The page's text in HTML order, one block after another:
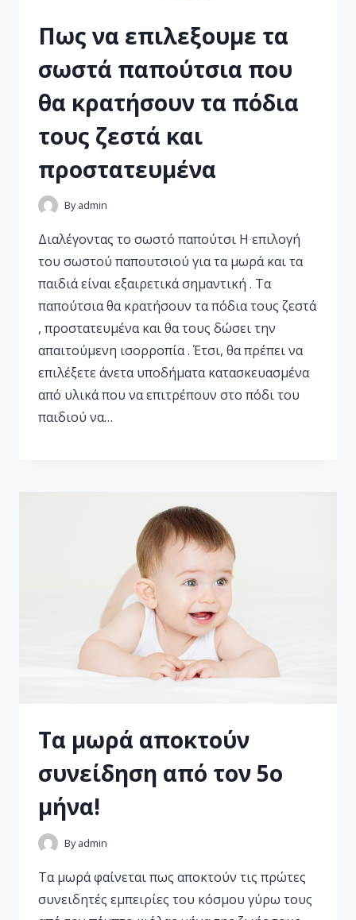
Πως να επιλεξουμε τα
σωστά παπούτσια που
θα κρατήσουν τα πόδια
τους ζεστά και
προστατευμένα
By admin
Διαλέγοντας το σωστό παπούτσι Η επιλογή
του σωστού παπουτσιού για τα μωρά και τα
παιδιά είναι εξαιρετικά σημαντική . Τα
παπούτσια θα κρατήσουν τα πόδια τους ζεστά
, προστατευμένα και θα τους δώσει την
απαιτούμενη ισορροπία . Έτσι, θα πρέπει να
επιλέξετε άνετα υποδήματα κατασκευασμένα
από υλικά που να επιτρέπουν στο πόδι του
παιδιού να…
Τα μωρά αποκτούν
συνείδηση από τον 5ο
μήνα!
By admin
Τα μωρά φαίνεται πως αποκτούν τις πρώτες
συνειδητές εμπειρίες του κόσμου γύρω τους